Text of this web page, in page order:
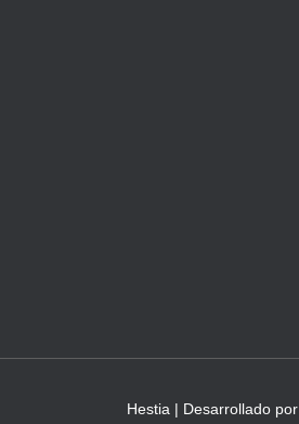
Hestia | Desarrollado por